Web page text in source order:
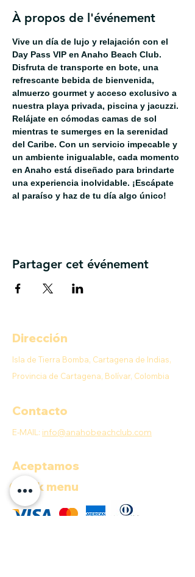
À propos de l'événement
Vive un día de lujo y relajación con el
Day Pass VIP en Anaho Beach Club.
Disfruta de transporte en bote, una
refrescante bebida de bienvenida,
almuerzo gourmet y acceso exclusivo a
nuestra playa privada, piscina y jacuzzi.
Relájate en cómodas camas de sol
mientras te sumerges en la serenidad
del Caribe. Con un servicio impecable y
un ambiente inigualable, cada momento
en Anaho está diseñado para brindarte
una experiencia inolvidable. ¡Escápate
al paraíso y haz de tu día algo único!
Partager cet événement
Dirección
Isla de Tierra Bomba, Cartagena de Indias,
Provincia de Cartagena, Bolívar, Colombia
Contacto
E-MAIL: info@anahobeachclub.com
Aceptamos
Quick menu